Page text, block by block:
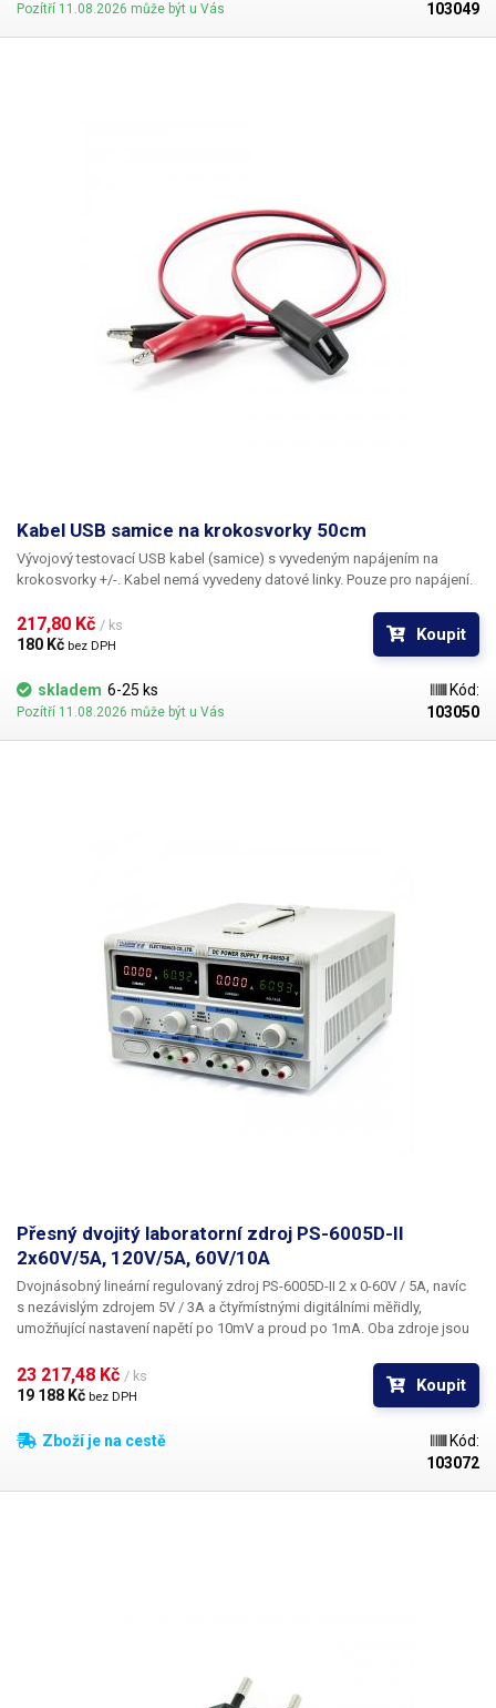
Pozítří 11.08.2026 může být u Vás 103049
Kabel USB samice na krokosvorky 50cm
Vývojový testovací USB kabel (samice) s vyvedeným napájením na
krokosvorky +/-. Kabel nemá vyvedeny datové linky. Pouze pro napájení.
217,80 Kč / ks
180 Kč bez DPH
Koupit
skladem 6-25 ks
Pozítří 11.08.2026 může být u Vás
Kód:
103050
Přesný dvojitý laboratorní zdroj PS-6005D-II
2x60V/5A, 120V/5A, 60V/10A
Dvojnásobný lineární regulovaný zdroj PS-6005D-II 2 x 0-60V / 5A, navíc
s nezávislým zdrojem 5V / 3A a čtyřmístnými digitálními měřidly,
umožňující nastavení napětí po 10mV a proud po 1mA. Oba zdroje jsou
jsou i jejich výstupy. Pro sériové nebo paralelní spojování výstupů je
uvnitř zdroje skupina relé, ovládaných dvojicí přepínačů (viz
obrázek). Kombinací tlačítek budou propojeny patřičné svorky nutné pro
konfigurace: paralelní (0-60V/10A), sériové (
) nebo symetrické
napájení ±(0-60)V/5A. O dostatečně dimenzovaném transformátoru
plechů transformátoru a dva chladící ventilátory dovolují trvalý odběr
paralelním tak sériovém, jsou nastavovací potenciometry na levé části
23 217,48 Kč / ks
19 188 Kč bez DPH
Koupit
Zboží je na cestě
Kód:
103072